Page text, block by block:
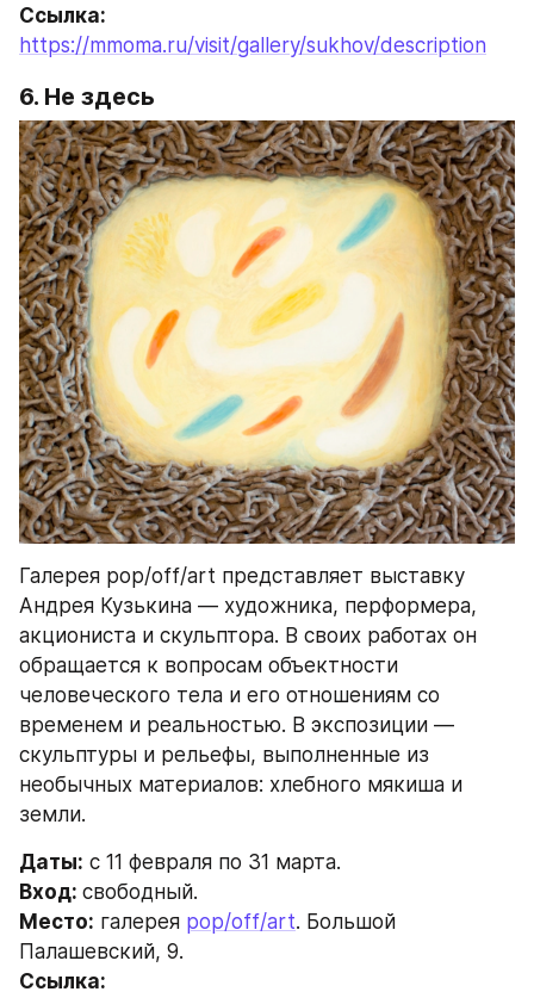
https://mmoma.ru/visit/gallery/sukhov/description
6. Не здесь
Галерея pop/off/art представляет выставку
Андрея Кузькина — художника, перформера,
акциониста и скульптора. В своих работах он
обращается к вопросам объектности
человеческого тела и его отношениям со
временем и реальностью. В экспозиции —
скульптуры и рельефы, выполненные из
необычных материалов: хлебного мякиша и
земли.
Даты: с 11 февраля по 31 марта.
Вход: свободный.
Место: галерея pop/off/art. Большой
Палашевский, 9.